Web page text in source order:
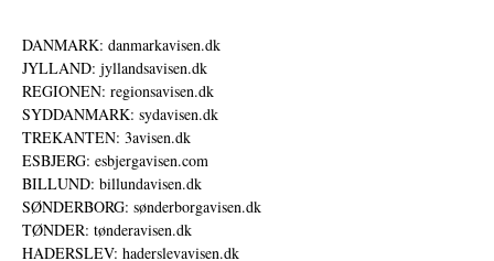
DANMARK: danmarkavisen.dk
JYLLAND: jyllandsavisen.dk
REGIONEN: regionsavisen.dk
SYDDANMARK: sydavisen.dk
TREKANTEN: 3avisen.dk
ESBJERG: esbjergavisen.com
BILLUND: billundavisen.dk
SØNDERBORG: sønderborgavisen.dk
TØNDER: tønderavisen.dk
HADERSLEV: haderslevavisen.dk